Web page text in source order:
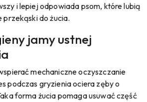
i lepiej odpowiada psom, które lubią
do żucia.
jamy ustnej
mechaniczne oczyszczanie
podczas gryzienia ociera zęby o
forma żucia pomaga usuwać część